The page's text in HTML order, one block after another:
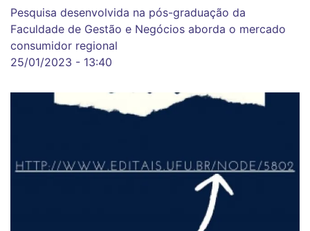
Pesquisa desenvolvida na pós-graduação da
Faculdade de Gestão e Negócios aborda o mercado
consumidor regional
25/01/2023 - 13:40